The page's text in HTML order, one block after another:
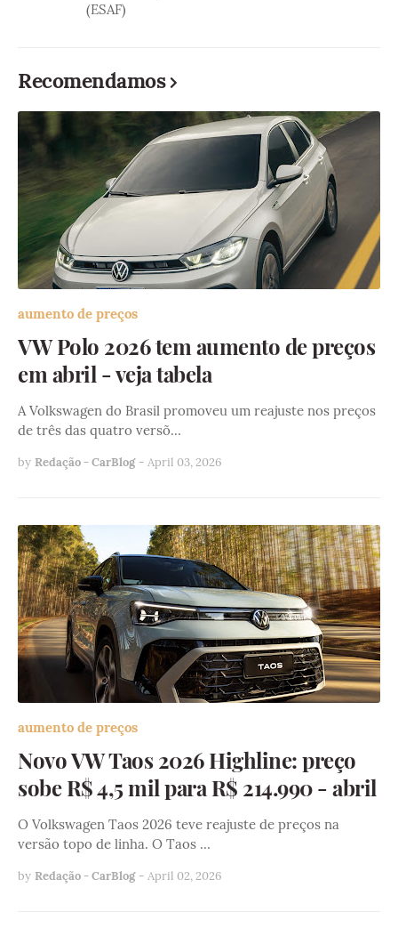
(ESAF)
Recomendamos
aumento de preços
VW Polo 2026 tem aumento de preços
em abril - veja tabela
A Volkswagen do Brasil promoveu um reajuste nos preços
de três das quatro versõ…
by Redação - CarBlog - April 03, 2026
aumento de preços
Novo VW Taos 2026 Highline: preço
sobe R$ 4,5 mil para R$ 214.990 - abril
O Volkswagen Taos 2026 teve reajuste de preços na
versão topo de linha. O Taos …
by Redação - CarBlog - April 02, 2026